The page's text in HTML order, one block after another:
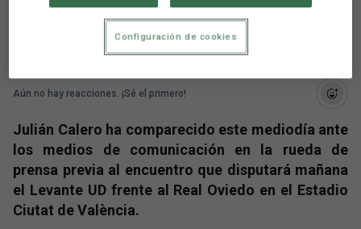
muy bonito y muy interesante”
Aún no hay reacciones. ¡Sé el primero!
Julián Calero ha comparecido este mediodía ante
los medios de comunicación en la rueda de
prensa previa al encuentro que disputará mañana
el Levante UD frente al Real Oviedo en el Estadio
Ciutat de València.
Configuración de cookies